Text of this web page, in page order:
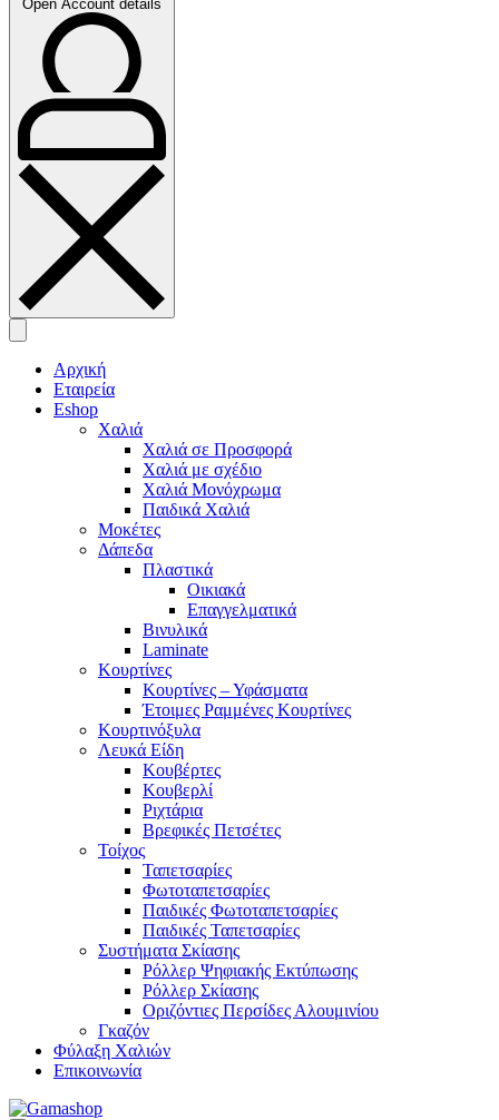
Open Account details
Αρχική
Εταιρεία
Eshop
Χαλιά
Χαλιά σε Προσφορά
Χαλιά με σχέδιο
Χαλιά Μονόχρωμα
Παιδικά Χαλιά
Μοκέτες
Δάπεδα
Πλαστικά
Οικιακά
Επαγγελματικά
Βινυλικά
Laminate
Κουρτίνες
Κουρτίνες – Υφάσματα
Έτοιμες Ραμμένες Κουρτίνες
Κουρτινόξυλα
Λευκά Είδη
Κουβέρτες
Κουβερλί
Ριχτάρια
Βρεφικές Πετσέτες
Τοίχος
Ταπετσαρίες
Φωτοταπετσαρίες
Παιδικές Φωτοταπετσαρίες
Παιδικές Ταπετσαρίες
Συστήματα Σκίασης
Ρόλλερ Ψηφιακής Εκτύπωσης
Ρόλλερ Σκίασης
Οριζόντιες Περσίδες Αλουμινίου
Γκαζόν
Φύλαξη Χαλιών
Επικοινωνία